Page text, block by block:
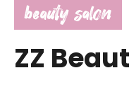
beauty salon
ZZ